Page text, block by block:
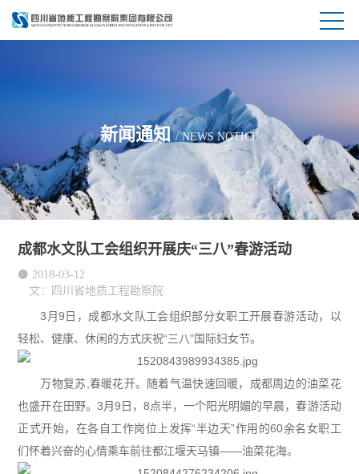
新闻通知/ NEWS NOTICE
成都水文队工会组织开展庆“三八”春游活动
 2018-03-12
文：四川省地质工程勘察院
3月9日，成都水文队工会组织部分女职工开展春游活动，以
轻松、健康、休闲的方式庆祝“三八”国际妇女节。
万物复苏,春暖花开。随着气温快速回暖，成都周边的油菜花
也盛开在田野。3月9日，8点半，一个阳光明媚的早晨，春游活动
正式开始，在各自工作岗位上发挥“半边天”作用的60余名女职工
们怀着兴奋的心情乘车前往都江堰天马镇——油菜花海。